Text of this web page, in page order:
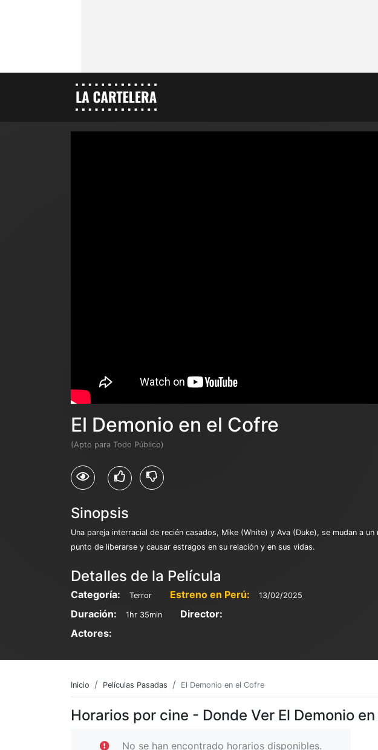
El Demonio en el Cofre
(Apto para Todo Público)
Sinopsis
Una pareja interracial de recién casados, Mike (White) y Ava (Duke), se mudan a
punto de liberarse y causar estragos en su relación y en sus vidas.
Detalles de la Película
Categoría: Terror Estreno en Perú: 13/02/2025
Duración: 1hr 35min
Director:
Actores:
Inicio Películas Pasadas El Demonio en el Cofre
Horarios por cine - Donde Ver El Demonio
No se han encontrado horarios disponibles.